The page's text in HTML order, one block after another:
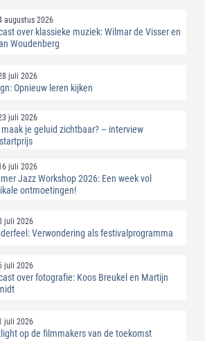
augustus 2026
over klassieke muziek: Wilmar de Visser en
Woudenberg
juli 2026
Opnieuw leren kijken
juli 2026
je geluid zichtbaar? – interview
juli 2026
Jazz Workshop 2026: Een week vol
ontmoetingen!
juli 2026
Verwondering als festivalprogramma
juli 2026
over fotografie: Koos Breukel en Martijn
juli 2026
op de filmmakers van de toekomst